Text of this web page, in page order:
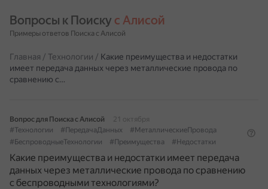
Вопросы к Поиску с Алисой
Примеры ответов Поиска с Алисой
Главная / Технологии / Какие преимущества и недостатки
имеет передача данных через металлические провода по
сравнению с…
Вопрос для Поиска с Алисой
21 октября
#Технологии
#ПередачаДанных
#МеталлическиеПровода
#БеспроводныеТехнологии
#Преимущества #Недостатки
Какие преимущества и недостатки имеет передача
данных через металлические провода по сравнению
с беспроводными технологиями?